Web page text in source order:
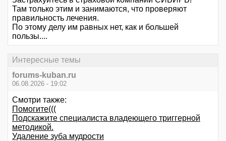
Там только этим и занимаются, что проверяют
правильность лечения.
По этому делу им равных нет, как и большей
пользы....
Интересные темы
forums-kuban.ru
06.08.2026 - 19:02
Смотри также:
Помогите(((
Подскажите специалиста владеющего триггерной
методикой.
Удаление зуба мудрости